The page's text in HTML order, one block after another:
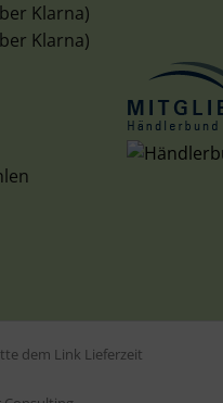
Klarna)
Klarna)
dem Link Lieferzeit